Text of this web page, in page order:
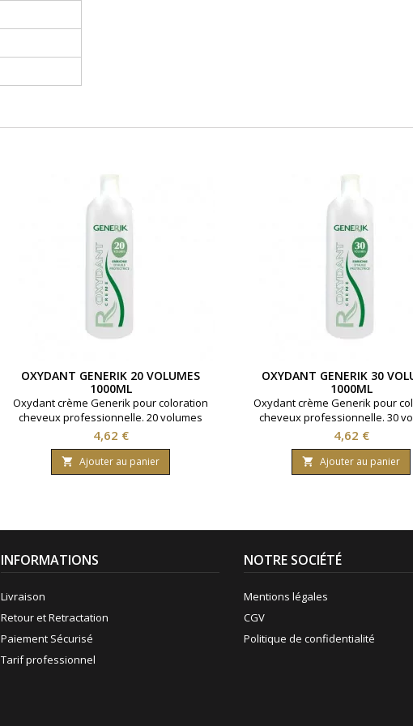
OXYDANT GENERIK 20 VOLUMES
1000ML
Oxydant crème Generik pour coloration
cheveux professionnelle. 20 volumes
contenant 6% d'eau oxygénée. Formule
avec une enrichissement en huile
protectrice reine des près ( limnanthes
alba ).Bouteille contenant 1000 ml.
Prix
4,62 €
 Ajouter au panier
OXYDANT GENERIK 30
1000ML
Oxydant crème Generik pour
cheveux professionnelle. 30
contenant 9% d'eau oxygénée.
avec une enrichissement en
protectrice reine des près (
alba ).Bouteille contenant
Prix
4,62 €
 Ajouter au panier
INFORMATIONS
Livraison
Retour et Retractation
Paiement Sécurisé
Tarif professionnel
NOTRE SOCIÉTÉ
Mentions légales
CGV
Politique de confidentialité